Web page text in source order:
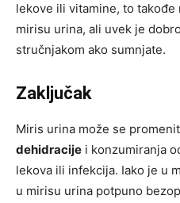
lekove ili vitamine, to
mirisu urina, ali uvek je
stručnjakom ako sumnjate.
Zaključak
Miris urina može se
dehidracije i konzumiranja
lekova ili infekcija. Iako je u
u mirisu urina potpuno